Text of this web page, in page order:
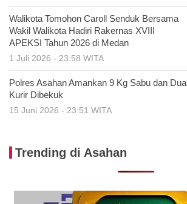
Walikota Tomohon Caroll Senduk Bersama
Wakil Walikota Hadiri Rakernas XVIII
APEKSI Tahun 2026 di Medan
1 Juli 2026 - 23:58 WITA
Polres Asahan Amankan 9 Kg Sabu dan Dua
Kurir Dibekuk
15 Juni 2026 - 23:51 WITA
Trending di Asahan